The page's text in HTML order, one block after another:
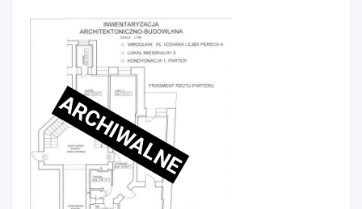
ARCHIWALNE